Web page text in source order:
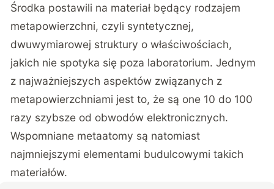
Środka postawili na materiał będący rodzajem
metapowierzchni, czyli syntetycznej,
dwuwymiarowej struktury o właściwościach,
jakich nie spotyka się poza laboratorium. Jednym
z najważniejszych aspektów związanych z
metapowierzchniami jest to, że są one 10 do 100
razy szybsze od obwodów elektronicznych.
Wspomniane metaatomy są natomiast
najmniejszymi elementami budulcowymi takich
materiałów.